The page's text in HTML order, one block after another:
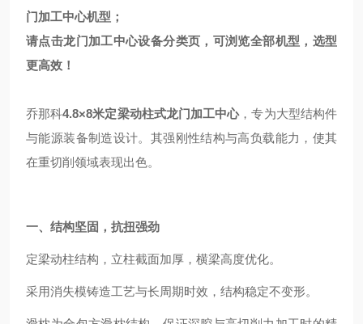
门加工中心机型；
请点击龙门加工中心设备分类页，可浏览全部机型，选型
更高效！
乔那科4.8×8米定梁动柱式龙门加工中心，专为大型结构件
与能源装备制造设计。其强刚性结构与高负载能力，使其
在重切削领域表现出色。
一、结构坚固，抗扭强劲
定梁动柱结构，立柱截面加厚，横梁高度优化。
采用消失模铸造工艺与长周期时效，结构稳定不变形。